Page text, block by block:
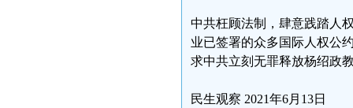
中共枉顾法制，肆意践踏人
业已签署的众多国际人权公
求中共立刻无罪释放杨绍政
民生观察 2021年6月13日